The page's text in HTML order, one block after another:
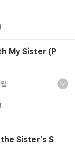
My Sister (P
Sister's S